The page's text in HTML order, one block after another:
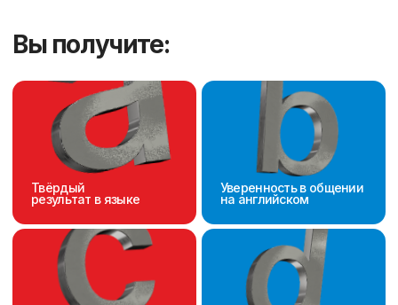
• На индивидуальных занятиях всё внимание
преподавателя сосредоточено только на
вас, в группе время делится между всеми.
общий темп группы.
4. Экономия времени
• Индивидуальные уроки часто позволяют
достичь тех же целей быстрее, чем групповые
занятия, благодаря концентрации внимания
преподавателя на одном ученике.
3. Фокус на
индивидуальных целях
• Уроки могут быть сосредоточены на
конкретных навыках: разговорной речи,
письме, подготовке к экзаменам.
• Возможность работать над
специализированным вокабуляром,
например, для работы, учёбы или
путешествий.